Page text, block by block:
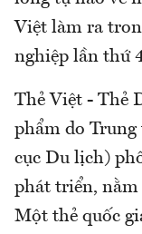
Việt làm ra
nghiệp lần thứ
Thẻ Việt - Thẻ
phẩm do
cục Du lịch)
phát triển,
Một thẻ quốc